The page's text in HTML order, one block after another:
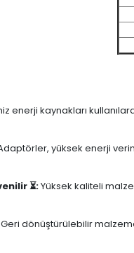
enerji kaynakları
yüksek enerji
⏳:Yüksek kaliteli
Geri dönüştürülebilir